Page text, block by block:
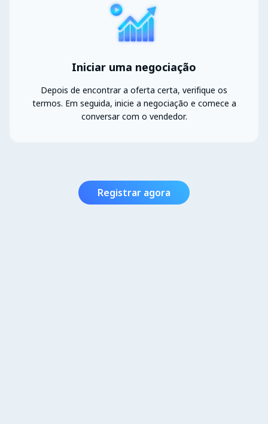
Iniciar uma negociação
Depois de encontrar a oferta certa, verifique os
termos. Em seguida, inicie a negociação e comece a
conversar com o vendedor.
Registrar agora